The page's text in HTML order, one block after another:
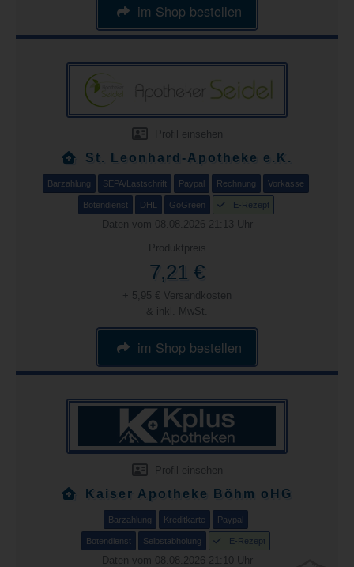
im Shop bestellen
Profil einsehen
St. Leonhard-Apotheke e.K.
Barzahlung SEPA/Lastschrift Paypal Rechnung Vorkasse
Botendienst DHL GoGreen E-Rezept
Daten vom 08.08.2026 21:13 Uhr
Produktpreis
7,21 €
+ 5,95 € Versandkosten
& inkl. MwSt.
im Shop bestellen
Profil einsehen
Kaiser Apotheke Böhm oHG
Barzahlung Kreditkarte Paypal
Botendienst Selbstabholung E-Rezept
Daten vom 08.08.2026 21:10 Uhr